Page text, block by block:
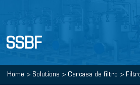
SSBF
Home > Solutions > Carcasa de filtro >